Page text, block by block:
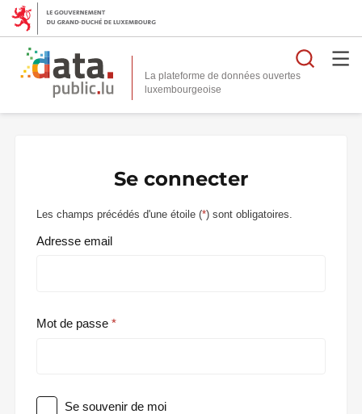
La plateforme de données ouvertes
Se connecter
Les champs précédés d'une étoile (*) sont obligatoires.
Adresse email
Mot de passe
Se souvenir de moi